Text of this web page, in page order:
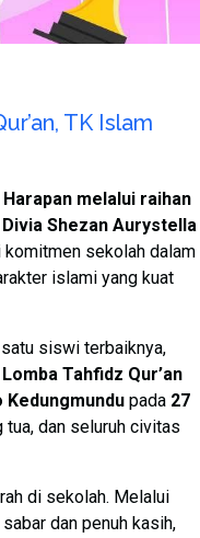
TK Islam
melalui raihan
Shezan Aurystella
sekolah dalam
islami yang kuat
satu siswi terbaiknya,
Lomba Tahfidz Qur’an
Kedungmundu pada 27
dan seluruh civitas
di sekolah. Melalui
dan penuh kasih,